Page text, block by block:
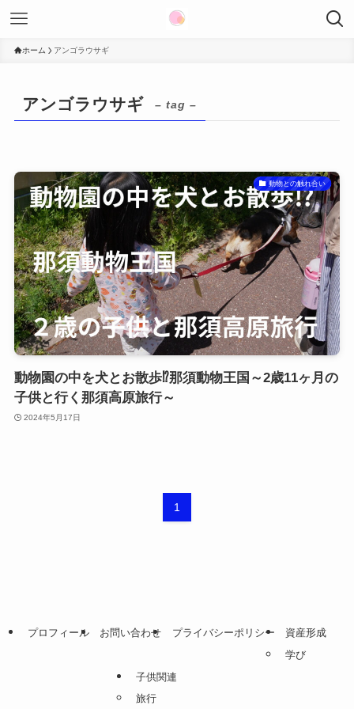
ホーム アンゴラウサギ
アンゴラウサギ – tag –
動物との触れ合い
動物園の中を犬とお散歩⁉那須動物王国～2歳11ヶ月の
子供と行く那須高原旅行～
2024年5月17日
1
プロフィール お問い合わせ プライバシーポリシー
資産形成
学び
子供関連
旅行